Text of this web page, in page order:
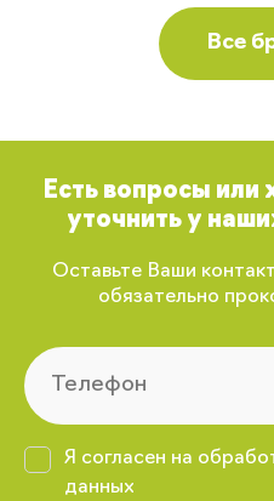
Все
Есть вопросы или
уточнить у
Оставьте Ваши
обязательно
Я согласен на
данных